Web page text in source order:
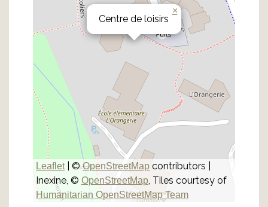
Centre de loisirs
×
Leaflet| ©OpenStreetMap contributors |
Inexine, © OpenStreetMap , Tiles courtesy of
Humanitarian OpenStreetMap Team